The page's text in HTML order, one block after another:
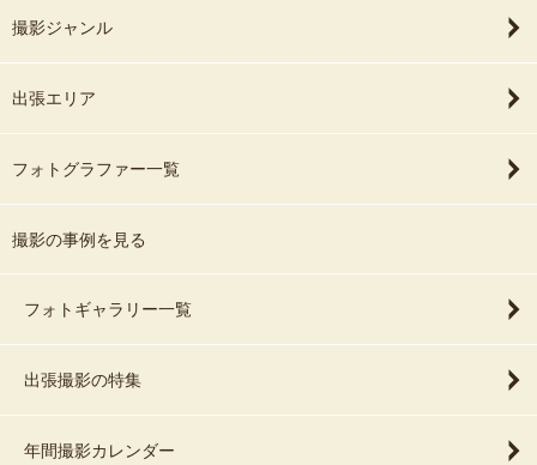
撮影ジャンル
出張エリア
フォトグラファー一覧
撮影の事例を見る
フォトギャラリー一覧
出張撮影の特集
年間撮影カレンダー